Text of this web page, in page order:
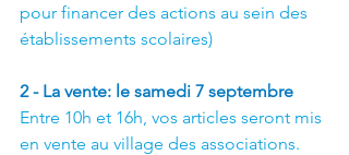
pour financer des actions au sein des
établissements scolaires)
2 - La vente: le samedi 7 septembre
Entre 10h et 16h, vos articles seront mis
en vente au village des associations.